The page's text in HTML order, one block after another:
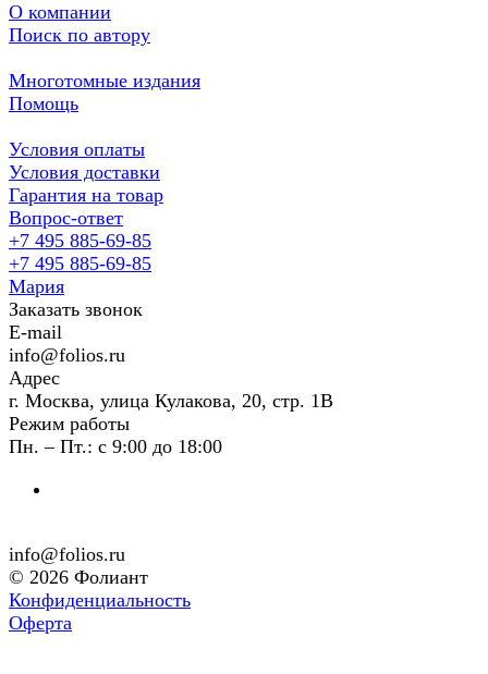
О компании
Поиск по автору
Многотомные издания
Помощь
Условия оплаты
Условия доставки
Гарантия на товар
Вопрос-ответ
+7 495 885-69-85
+7 495 885-69-85
Мария
Заказать звонок
E-mail
info@folios.ru
Адрес
г. Москва, улица Кулакова, 20, стр. 1В
Режим работы
Пн. – Пт.: с 9:00 до 18:00
info@folios.ru
© 2026 Фолиант
Конфиденциальность
Оферта